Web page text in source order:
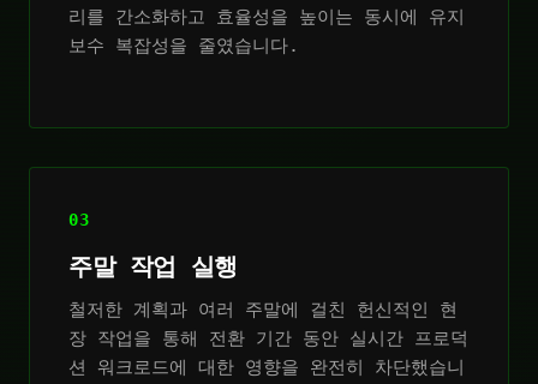
리를 간소화하고 효율성을 높이는 동시에 유지
보수 복잡성을 줄였습니다.
03
주말 작업 실행
철저한 계획과 여러 주말에 걸친 헌신적인 현
장 작업을 통해 전환 기간 동안 실시간 프로덕
션 워크로드에 대한 영향을 완전히 차단했습니